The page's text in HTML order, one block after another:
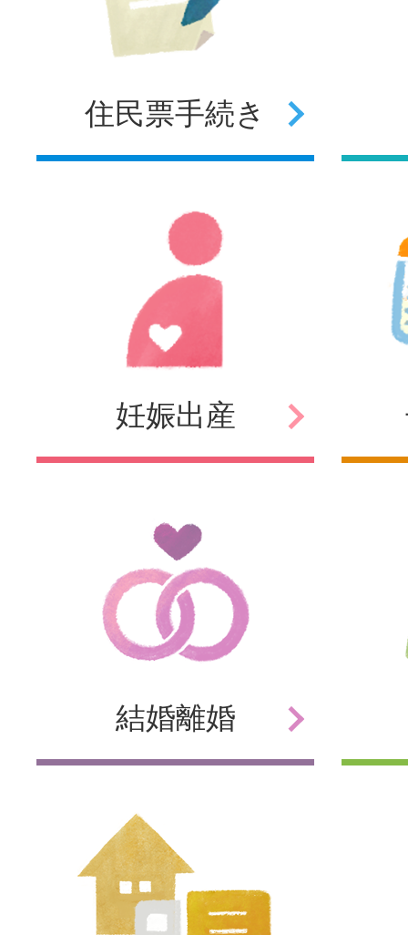
住民票手続き
妊娠出産
結婚離婚